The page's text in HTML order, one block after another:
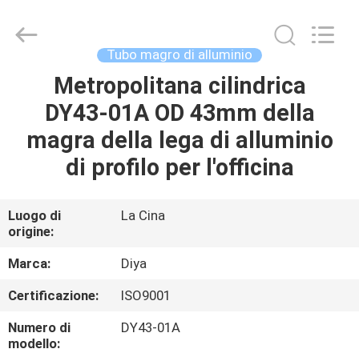
CASA
PRODOTTI
NOI
GIRO
DELLA
FABBRICA
Equipment
Tubo magro di alluminio
Metropolitana cilindrica
DY43-01A OD 43mm della
magra della lega di alluminio
di profilo per l'officina
Luogo di
origine:
La Cina
Marca:
Diya
Certificazione:
ISO9001
Numero di
modello:
DY43-01A